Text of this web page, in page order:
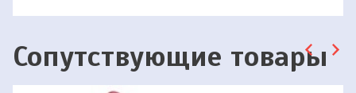
Сопутствующие товары